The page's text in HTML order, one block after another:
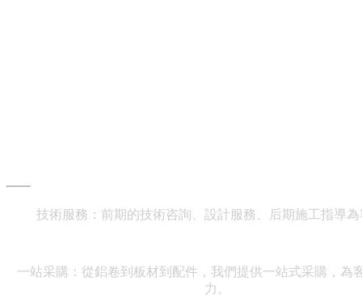
技術服務：前期的技術咨詢、設計服務、后期施工指導
一站采購：從鋁卷到板材到配件，我們提供一站式采購，為
力。